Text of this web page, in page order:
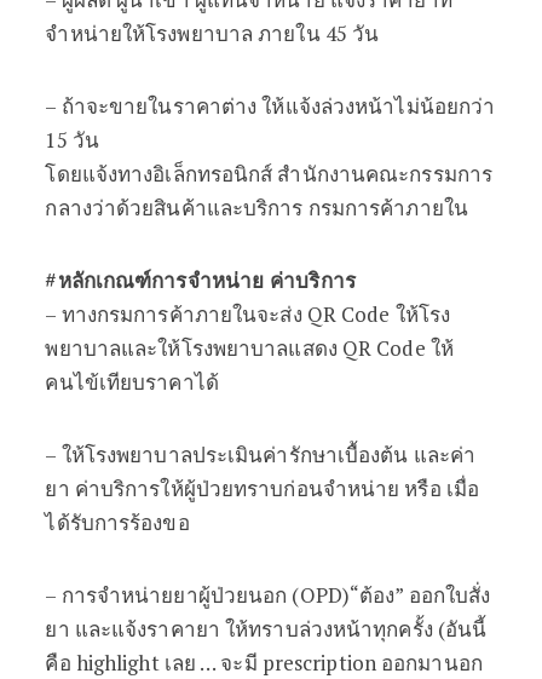
จำหน่ายให้โรงพยาบาล ภายใน 45 วัน
– ถ้าจะขายในราคาต่าง ให้แจ้งล่วงหน้าไม่น้อยกว่า
15 วัน
โดยแจ้งทางอิเล็กทรอนิกส์ สำนักงานคณะกรรมการ
กลางว่าด้วยสินค้าและบริการ กรมการค้าภายใน
#หลักเกณฑ์การจำหน่าย ค่าบริการ
– ทางกรมการค้าภายในจะส่ง QR Code ให้โรง
พยาบาลและให้โรงพยาบาลแสดง QR Code ให้
คนไข้เทียบราคาได้
– ให้โรงพยาบาลประเมินค่ารักษาเบื้องต้น และค่า
ยา ค่าบริการให้ผู้ป่วยทราบก่อนจำหน่าย หรือ เมื่อ
ได้รับการร้องขอ
– การจำหน่ายยาผู้ป่วยนอก (OPD)“ต้อง” ออกใบสั่ง
ยา และแจ้งราคายา ให้ทราบล่วงหน้าทุกครั้ง (อันนี้
คือ highlight เลย … จะมี prescription ออกมานอก